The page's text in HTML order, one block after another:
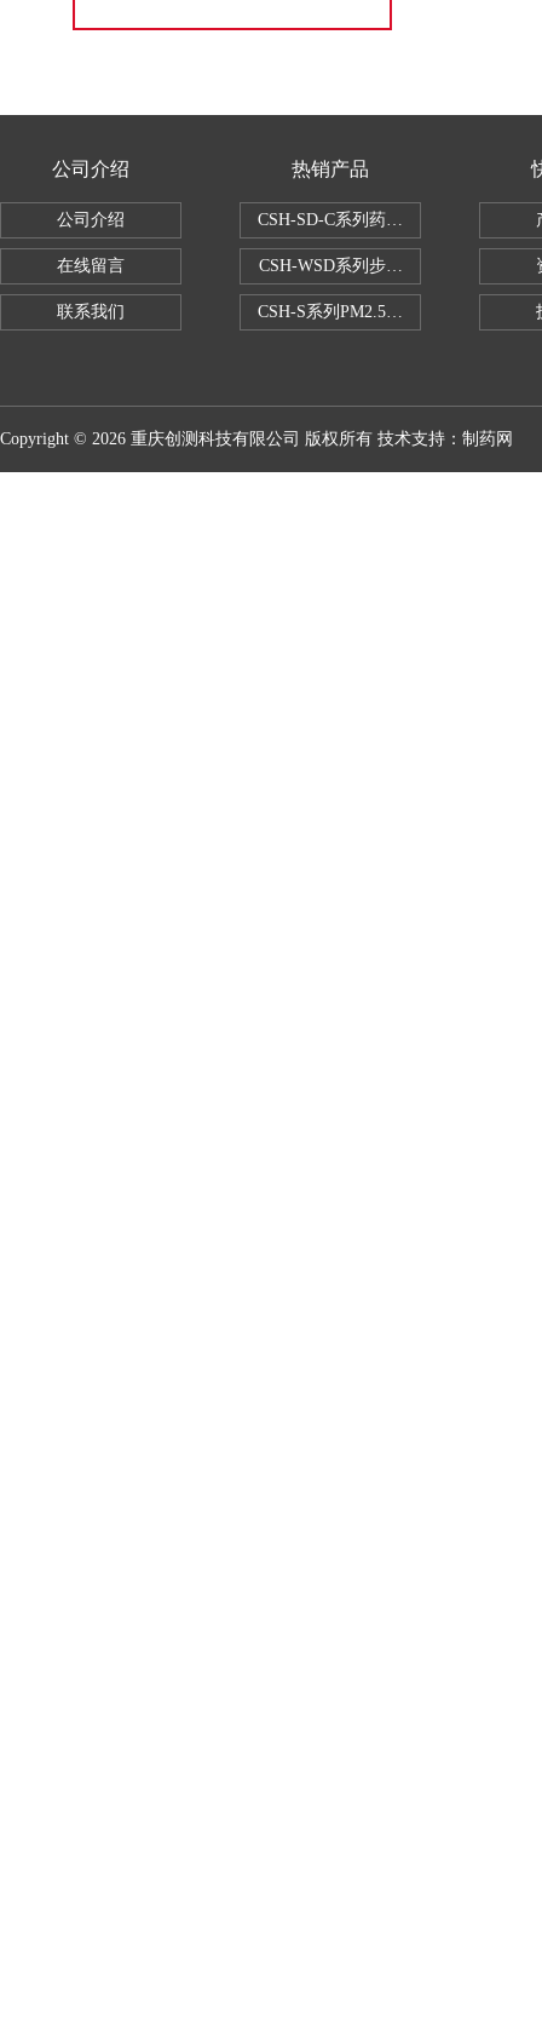
公司介绍
公司介绍
在线留言
联系我们
热销产品
CSH-SD-C系列药品稳定性试验箱（
CSH-WSD系列步入式药品稳定性试验
CSH-S系列PM2.5恒温恒湿试验室
Copyright © 2026 重庆创测科技有限公司 版权所有 技术支持： 制药网